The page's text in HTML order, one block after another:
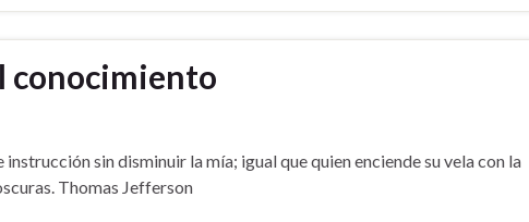
conocimiento
sin disminuir la mía; igual que quien enciende su vela con la
Thomas Jefferson